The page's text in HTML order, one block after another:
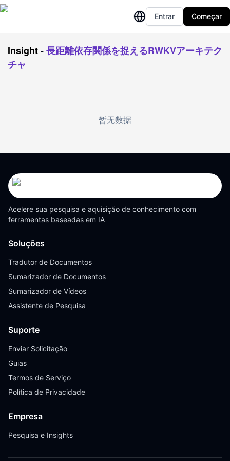
Entrar Começar
Insight-長距離依存関係を捉えるRWKVアーキテク
チャ
暂无数据
Acelere sua pesquisa e aquisição de conhecimento com
ferramentas baseadas em IA
Soluções
Tradutor de Documentos
Sumarizador de Documentos
Sumarizador de Vídeos
Assistente de Pesquisa
Suporte
Enviar Solicitação
Guias
Termos de Serviço
Política de Privacidade
Empresa
Pesquisa e Insights